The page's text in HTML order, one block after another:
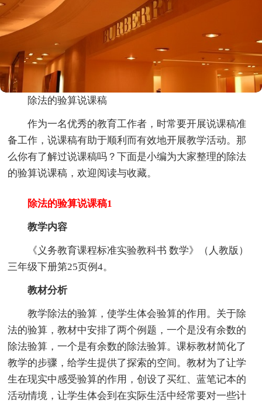
除法的验算说课稿
作为一名优秀的教育工作者，时常要开展说课稿准
备工作，说课稿有助于顺利而有效地开展教学活动。那
么你有了解过说课稿吗？下面是小编为大家整理的除法
的验算说课稿，欢迎阅读与收藏。
除法的验算说课稿1
教学内容
《义务教育课程标准实验教科书 数学》（人教版）
三年级下册第25页例4。
教材分析
教学除法的验算，使学生体会验算的作用。关于除
法的验算，教材中安排了两个例题，一个是没有余数的
除法验算，一个是有余数的除法验算。课标教材简化了
教学的步骤，给学生提供了探索的空间。教材为了让学
生在现实中感受验算的作用，创设了买红、蓝笔记本的
活动情境，让学生体会到在实际生活中经常要对一些计